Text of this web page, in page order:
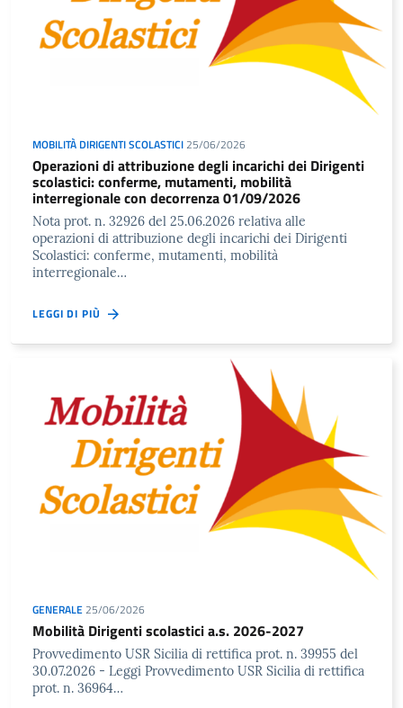
MOBILITÀ DIRIGENTI SCOLASTICI 25/06/2026
Operazioni di attribuzione degli incarichi dei Dirigenti
scolastici: conferme, mutamenti, mobilità
interregionale con decorrenza 01/09/2026
Nota prot. n. 32926 del 25.06.2026 relativa alle
operazioni di attribuzione degli incarichi dei Dirigenti
Scolastici: conferme, mutamenti, mobilità
interregionale…
LEGGI DI PIÙ
GENERALE 25/06/2026
Mobilità Dirigenti scolastici a.s. 2026-2027
Provvedimento USR Sicilia di rettifica prot. n. 39955 del
30.07.2026 - Leggi Provvedimento USR Sicilia di rettifica
prot. n. 36964…